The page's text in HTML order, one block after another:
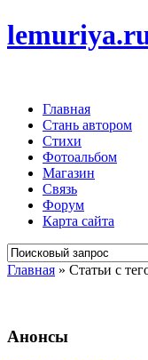
Главная
Стань автором
Стихи
Фотоальбом
Магазин
Связь
Форум
Карта сайта
Главная » Статьи с
Анонсы